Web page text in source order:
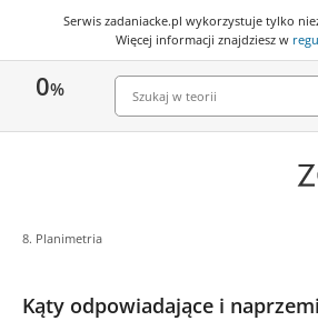
Serwis zadaniacke.pl wykorzystuje tylko
Więcej informacji znajdziesz w
0%
8. Planimetria
Kąty odpowiadające i